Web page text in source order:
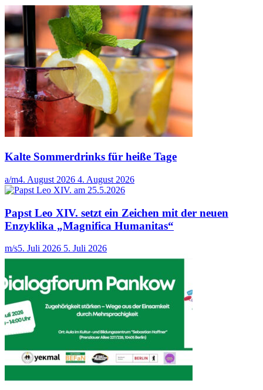
Kalte Sommerdrinks für heiße Tage
a/m4. August 2026 4. August 2026
Papst Leo XIV. setzt ein Zeichen mit der neuen
Enzyklika „Magnifica Humanitas“
m/s5. Juli 2026 5. Juli 2026